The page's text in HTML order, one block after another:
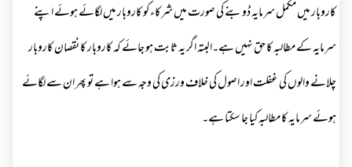
کاروبار میں مکمل سرمایہ ڈوبنے کی صورت میں شرکاء کو کاروبار میں لگائے ہوئے اپنے
سرمایہ کے مطالبہ کا حق نہیں ہے۔البتہ اگر یہ ثابت ہو جائے کہ کاروبار کا نقصان کاروبار
چلانے والوں کی غفلت اور اصول کی خلاف ورزی کی وجہ سے ہوا ہے تو پھر ان سے لگائے
ہوئے سرمایہ کا مطالبہ کیا جا سکتا ہے۔